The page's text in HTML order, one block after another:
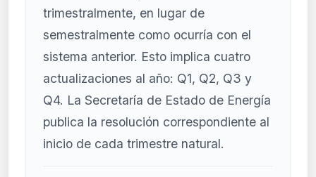
trimestralmente, en lugar de
semestralmente como ocurría con el
sistema anterior. Esto implica cuatro
actualizaciones al año: Q1, Q2, Q3 y
Q4. La Secretaría de Estado de Energía
publica la resolución correspondiente al
inicio de cada trimestre natural.